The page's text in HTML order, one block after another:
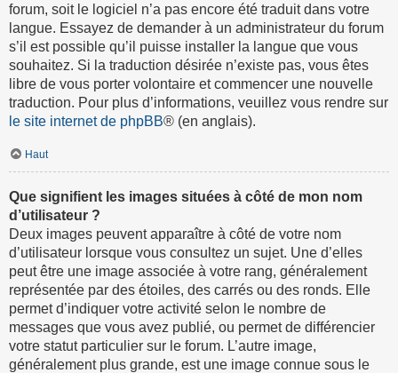
forum, soit le logiciel n’a pas encore été traduit dans votre
langue. Essayez de demander à un administrateur du forum
s’il est possible qu’il puisse installer la langue que vous
souhaitez. Si la traduction désirée n’existe pas, vous êtes
libre de vous porter volontaire et commencer une nouvelle
traduction. Pour plus d’informations, veuillez vous rendre sur
le site internet de phpBB® (en anglais).
Haut
Que signifient les images situées à côté de mon nom
d’utilisateur ?
Deux images peuvent apparaître à côté de votre nom
d’utilisateur lorsque vous consultez un sujet. Une d’elles
peut être une image associée à votre rang, généralement
représentée par des étoiles, des carrés ou des ronds. Elle
permet d’indiquer votre activité selon le nombre de
messages que vous avez publié, ou permet de différencier
votre statut particulier sur le forum. L’autre image,
généralement plus grande, est une image connue sous le